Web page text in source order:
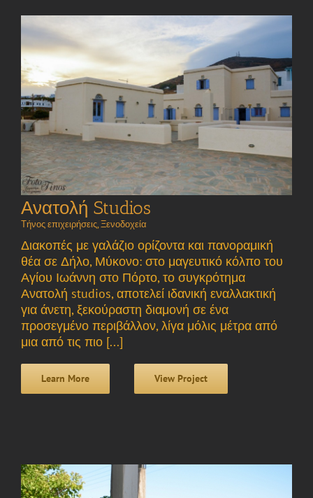
Ανατολή Studios
Τήνος επιχειρήσεις,Ξενοδοχεία
Διακοπές με γαλάζιο ορίζοντα και πανοραμική
θέα σε Δήλο, Μύκονο: στο μαγευτικό κόλπο του
Αγίου Ιωάννη στο Πόρτο, το συγκρότημα
Ανατολή studios, αποτελεί ιδανική εναλλακτική
για άνετη, ξεκούραστη διαμονή σε ένα
προσεγμένο περιβάλλον, λίγα μόλις μέτρα από
μια από τις πιο [...]
Learn More View Project